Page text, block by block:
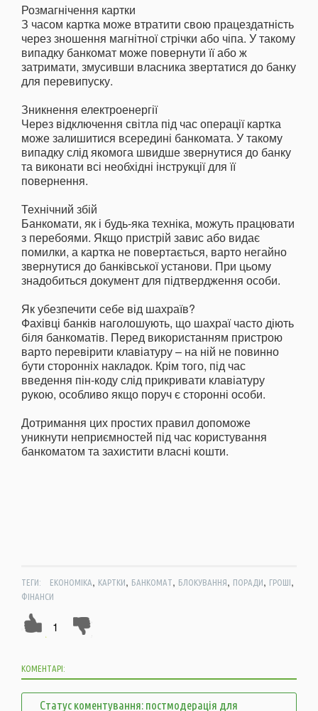
Розмагнічення картки
З часом картка може втратити свою працездатність
через зношення магнітної стрічки або чіпа. У такому
випадку банкомат може повернути її або ж
затримати, змусивши власника звертатися до банку
для перевипуску.
Зникнення електроенергії
Через відключення світла під час операції картка
може залишитися всередині банкомата. У такому
випадку слід якомога швидше звернутися до банку
та виконати всі необхідні інструкції для її
повернення.
Технічний збій
Банкомати, як і будь-яка техніка, можуть працювати
з перебоями. Якщо пристрій завис або видає
помилки, а картка не повертається, варто негайно
звернутися до банківської установи. При цьому
знадобиться документ для підтвердження особи.
Як убезпечити себе від шахраїв?
Фахівці банків наголошують, що шахраї часто діють
біля банкоматів. Перед використанням пристрою
варто перевірити клавіатуру – на ній не повинно
бути сторонніх накладок. Крім того, під час
введення пін-коду слід прикривати клавіатуру
рукою, особливо якщо поруч є сторонні особи.
Дотримання цих простих правил допоможе
уникнути неприємностей під час користування
банкоматом та захистити власні кошти.
ТЕГИ: ЕКОНОМІКА, КАРТКИ, БАНКОМАТ, БЛОКУВАННЯ, ПОРАДИ, ГРОШІ,
ФІНАНСИ
1
КОМЕНТАРІ:
Статус коментування: постмодерація для